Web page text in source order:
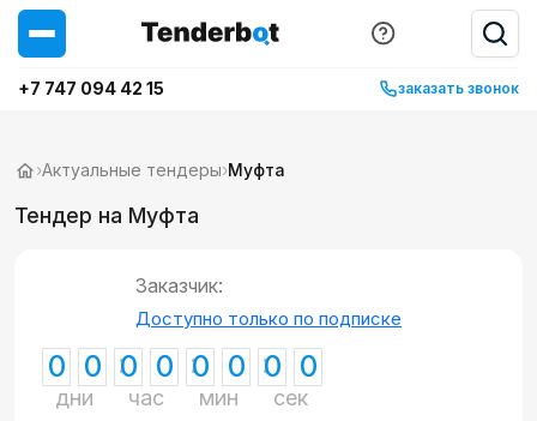
+7 747 094 42 15 заказать звонок
›Актуальные тендеры›Муфта
Тендер на Муфта
Заказчик:
Доступно только по подписке
0 0
дни
0 0
час
0 0
мин
0 0
сек